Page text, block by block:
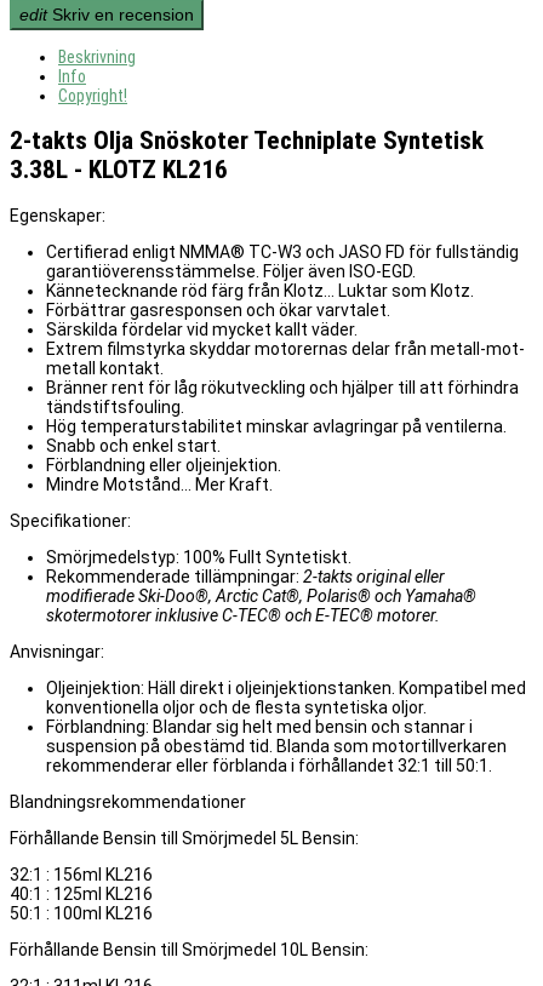
edit Skriv en recension
Beskrivning
Info
Copyright!
2-takts Olja Snöskoter Techniplate Syntetisk
3.38L - KLOTZ KL216
Egenskaper:
Certifierad enligt NMMA® TC-W3 och JASO FD för fullständig
garantiöverensstämmelse. Följer även ISO-EGD.
Kännetecknande röd färg från Klotz... Luktar som Klotz.
Förbättrar gasresponsen och ökar varvtalet.
Särskilda fördelar vid mycket kallt väder.
Extrem filmstyrka skyddar motorernas delar från metall-mot-
metall kontakt.
Bränner rent för låg rökutveckling och hjälper till att förhindra
tändstiftsfouling.
Hög temperaturstabilitet minskar avlagringar på ventilerna.
Snabb och enkel start.
Förblandning eller oljeinjektion.
Mindre Motstånd... Mer Kraft.
Specifikationer:
Smörjmedelstyp: 100% Fullt Syntetiskt.
Rekommenderade tillämpningar: 2-takts original eller
modifierade Ski-Doo®, Arctic Cat®, Polaris® och Yamaha®
skotermotorer inklusive C-TEC® och E-TEC® motorer.
Anvisningar:
Oljeinjektion: Häll direkt i oljeinjektionstanken. Kompatibel med
konventionella oljor och de flesta syntetiska oljor.
Förblandning: Blandar sig helt med bensin och stannar i
suspension på obestämd tid. Blanda som motortillverkaren
rekommenderar eller förblanda i förhållandet 32:1 till 50:1.
Blandningsrekommendationer
Förhållande Bensin till Smörjmedel 5L Bensin:
32:1 : 156ml KL216
40:1 : 125ml KL216
50:1 : 100ml KL216
Förhållande Bensin till Smörjmedel 10L Bensin: